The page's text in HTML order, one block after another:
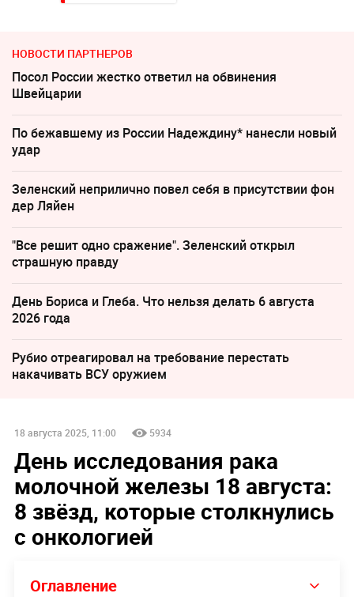
НОВОСТИ ПАРТНЕРОВ
Посол России жестко ответил на обвинения
Швейцарии
По бежавшему из России Надеждину* нанесли новый
удар
Зеленский неприлично повел cебя в присутствии фон
дер Ляйен
"Все решит одно сражение". Зеленский открыл
страшную правду
День Бориса и Глеба. Что нельзя делать 6 августа
2026 года
Рубио отреагировал на требование перестать
накачивать ВСУ оружием
18 августа 2025, 11:00 5934
День исследования рака
молочной железы 18 августа:
8 звёзд, которые столкнулись
с онкологией
Оглавление